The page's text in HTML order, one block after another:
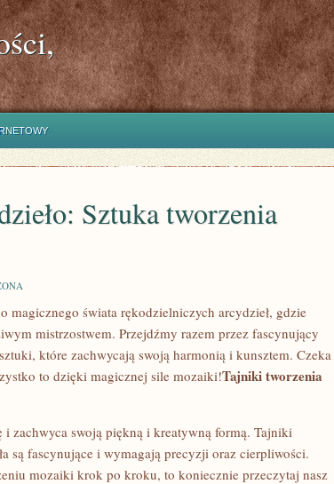
Sztuka tworzenia
magicznego świata rękodzielniczych arcydzieł, gdzie​
mistrzostwem.⁤ Przejdźmy razem przez fascynujący
które zachwycają swoją harmonią⁢ i ⁣kunsztem. Czeka
‌to dzięki magicznej sile mozaiki!Tajniki tworzenia
zachwyca swoją ⁢piękną i kreatywną formą. Tajniki
są fascynujące i wymagają precyzji oraz⁤ cierpliwości.
mozaiki krok po kroku, to koniecznie‌ przeczytaj⁣ nasz